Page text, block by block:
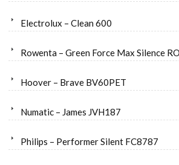
Electrolux – Clean 600
Rowenta – Green Force Max Silence
Hoover – Brave BV60PET
Numatic – James JVH187
Philips – Performer Silent FC8787